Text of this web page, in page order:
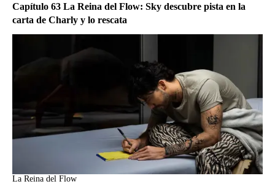
Capítulo 63 La Reina del Flow: Sky descubre pista en la
carta de Charly y lo rescata
La Reina del Flow